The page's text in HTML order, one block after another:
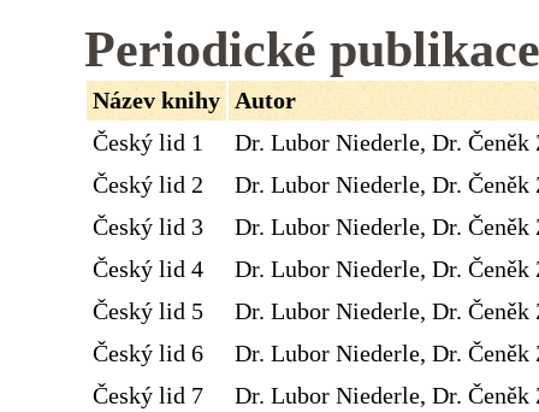
Periodické publikace
Název knihy Autor
Český lid 1
Dr. Lubor Niederle, Dr. Čeněk
Český lid 2
Dr. Lubor Niederle, Dr. Čeněk
Český lid 3
Dr. Lubor Niederle, Dr. Čeněk
Český lid 4
Dr. Lubor Niederle, Dr. Čeněk
Český lid 5
Dr. Lubor Niederle, Dr. Čeněk
Český lid 6
Dr. Lubor Niederle, Dr. Čeněk
Český lid 7
Dr. Lubor Niederle, Dr. Čeněk